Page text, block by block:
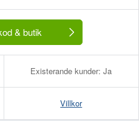
& butik
Existerande kunder: Ja
Villkor